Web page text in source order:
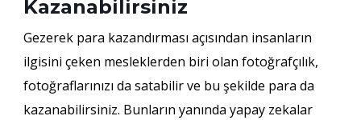
Kazanabilirsiniz
Gezerek para kazandırması açısından insanların
ilgisini çeken mesleklerden biri olan fotoğrafçılık,
fotoğraflarınızı da satabilir ve bu şekilde para da
kazanabilirsiniz. Bunların yanında yapay zekalar